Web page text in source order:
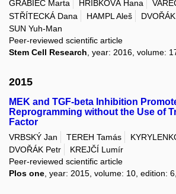
GRABIEC Marta HŘÍBKOVÁ Hana
STŘÍTECKÁ Dana
HAMPL Aleš
SUN Yuh-Man
Peer-reviewed scientific article
Stem Cell Research , year: 2016, volume:
2015
MEK and TGF-beta Inhibition
Reprogramming without the Use of
Factor
VRBSKÝ Jan TEREH Tamás
DVOŘÁK Petr
KREJČÍ Lumír
Peer-reviewed scientific article
Plos one , year: 2015, volume: 10, edition: 6,